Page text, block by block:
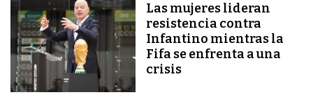
Las mujeres lideran
resistencia contra
Infantino mientras la
Fifa se enfrenta a una
crisis